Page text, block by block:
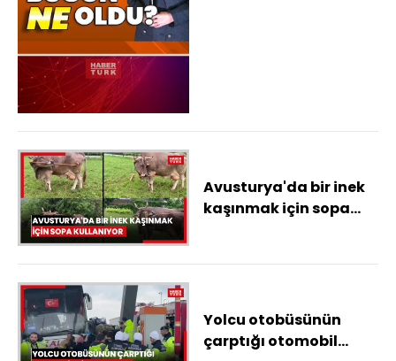
Avusturya'da bir inek
kaşınmak için sopa
Yolcu otobüsünün
çarptığı otomobil